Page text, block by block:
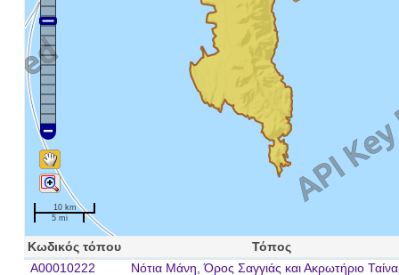
10 km
5 mi
Κωδικός τόπου
Τόπος
A00010222
Νότια Μάνη, Όρος Σαγγιάς και Ακρωτήριο